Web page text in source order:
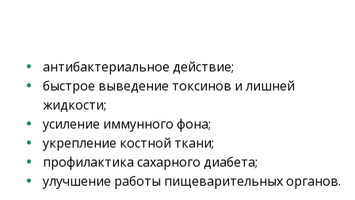
антибактериальное действие;
быстрое выведение токсинов и лишней
жидкости;
усиление иммунного фона;
укрепление костной ткани;
профилактика сахарного диабета;
улучшение работы пищеварительных органов.